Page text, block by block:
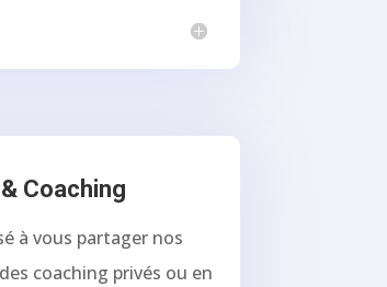
Coaching
à vous partager nos
coaching privés ou en